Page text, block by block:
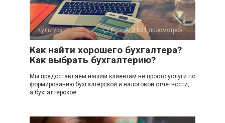
Культура 0 3 521 просмотров
Как найти хорошего бухгалтера?
Как выбрать бухгалтерию?
Мы предоставляем нашим клиентам не просто услуги по
формированию бухгалтерской и налоговой отчетности,
а бухгалтерское